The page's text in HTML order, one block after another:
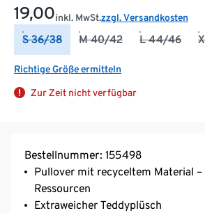
19,00inkl. MwSt.zzgl. Versandkosten
S 36/38 M 40/42 L 44/46
Richtige Größe ermitteln
Zur Zeit nicht verfügbar
Bestellnummer: 155498
Pullover mit recyceltem Material
Ressourcen
Extraweicher Teddyplüsch